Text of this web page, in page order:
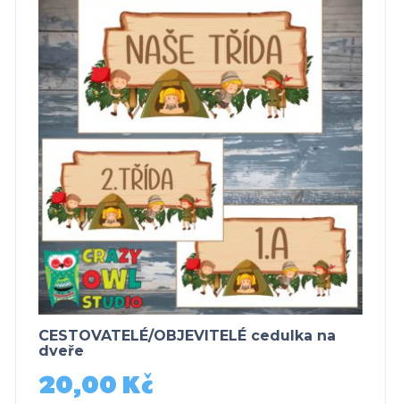
CESTOVATELÉ/OBJEVITELÉ cedulka na
dveře
20,00 Kč